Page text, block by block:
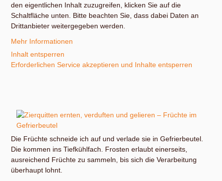
den eigentlichen Inhalt zuzugreifen, klicken Sie auf die
Schaltfläche unten. Bitte beachten Sie, dass dabei Daten an
Drittanbieter weitergegeben werden.
Mehr Informationen
Inhalt entsperren
Erforderlichen Service akzeptieren und Inhalte entsperren
Die Früchte schneide ich auf und verlade sie in Gefrierbeutel.
Die kommen ins Tiefkühlfach. Frosten erlaubt einerseits,
ausreichend Früchte zu sammeln, bis sich die Verarbeitung
überhaupt lohnt.